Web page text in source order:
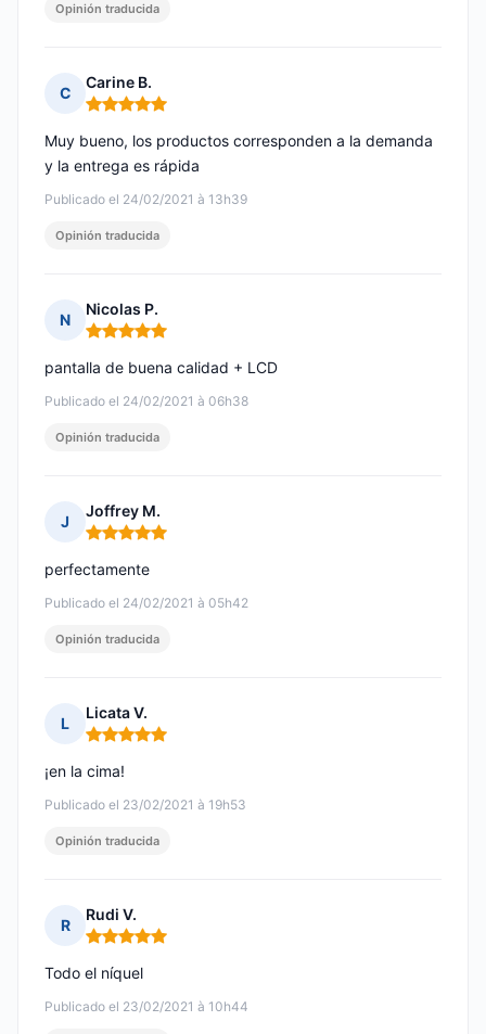
Opinión traducida
C
Carine B.
Nota: 5 de 5
Publicado el 24/02/2021 à 13h39
Muy bueno, los productos corresponden a la demanda
y la entrega es rápida
Opinión traducida
N
Nicolas P.
Nota: 5 de 5
Publicado el 24/02/2021 à 06h38
pantalla de buena calidad + LCD
Opinión traducida
J
Joffrey M.
Nota: 5 de 5
Publicado el 24/02/2021 à 05h42
perfectamente
Opinión traducida
L
Licata V.
Nota: 5 de 5
Publicado el 23/02/2021 à 19h53
¡en la cima!
Opinión traducida
R
Rudi V.
Nota: 5 de 5
Publicado el 23/02/2021 à 10h44
Todo el níquel